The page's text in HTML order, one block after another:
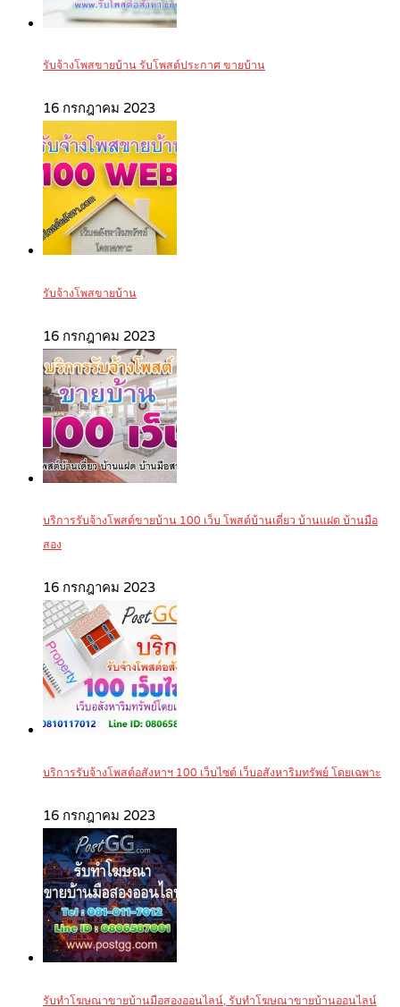
รับจ้างโพสขายบ้าน รับโพสต์ประกาศ ขายบ้าน
16 กรกฎาคม 2023
รับจ้างโพสขายบ้าน
16 กรกฎาคม 2023
บริการรับจ้างโพสต์ขายบ้าน 100 เว็บ โพสต์บ้านเดี่ยว บ้านแฝด บ้านมือ
สอง
16 กรกฎาคม 2023
บริการรับจ้างโพสต์อสังหาฯ 100 เว็บไซต์ เว็บอสังหาริมทรัพย์ โดยเฉพาะ
16 กรกฎาคม 2023
รับทำโฆษณาขายบ้านมือสองออนไลน์, รับทำโฆษณาขายบ้านออนไลน์